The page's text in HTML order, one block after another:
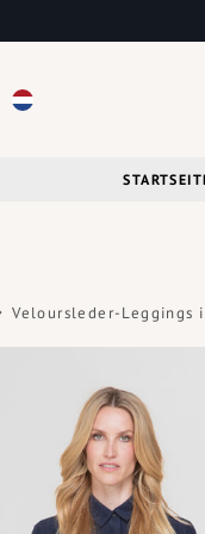
Veloursleder-Leggings